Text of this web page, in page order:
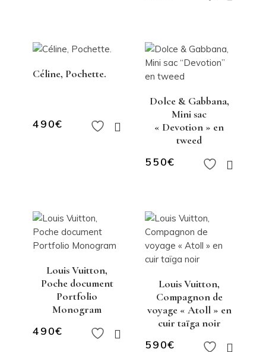
Céline, Pochette.
490€
Dolce & Gabbana,
Mini sac
« Devotion » en
tweed
550€
Louis Vuitton,
Poche document
Portfolio
Monogram
490€
Louis Vuitton,
Compagnon de
voyage « Atoll » en
cuir taïga noir
590€